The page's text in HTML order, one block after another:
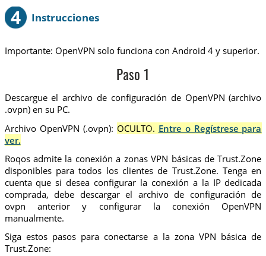
4 Instrucciones
Importante: OpenVPN solo funciona con Android 4 y superior.
Paso 1
Descargue el archivo de configuración de OpenVPN (archivo
.ovpn) en su PC.
Archivo OpenVPN (.ovpn): OCULTO. Entre o Regístrese para
ver.
Roqos admite la conexión a zonas VPN básicas de Trust.Zone
disponibles para todos los clientes de Trust.Zone. Tenga en
cuenta que si desea configurar la conexión a la IP dedicada
comprada, debe descargar el archivo de configuración de
ovpn anterior y configurar la conexión OpenVPN
manualmente.
Siga estos pasos para conectarse a la zona VPN básica de
Trust.Zone: